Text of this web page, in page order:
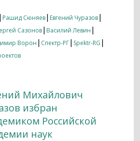
| Рашид Сюняев| Евгений Чуразов|
Сазонов| Василий Левин |
Ворон | Спектр-РГ| Spektr-RG |
Михайлович
избран
Российской
наук